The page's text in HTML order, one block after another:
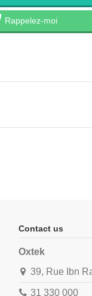
Rappelez-moi
Contact us
Oxtek
39, Rue Ibn
31 330 000